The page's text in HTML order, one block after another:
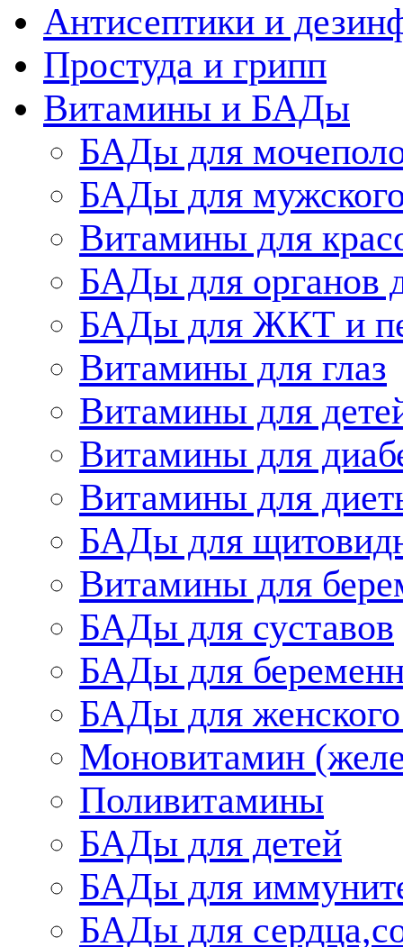
Антисептики и
Простуда и грипп
Витамины и БАДы
БАДы для
БАДы для
Витамины для
БАДы для органов
БАДы для ЖКТ и
Витамины для глаз
Витамины для
Витамины для
Витамины для
БАДы для
Витамины для
БАДы для суставов
БАДы для
БАДы для женского
Моновитамин
Поливитамины
БАДы для детей
БАДы для
БАДы для